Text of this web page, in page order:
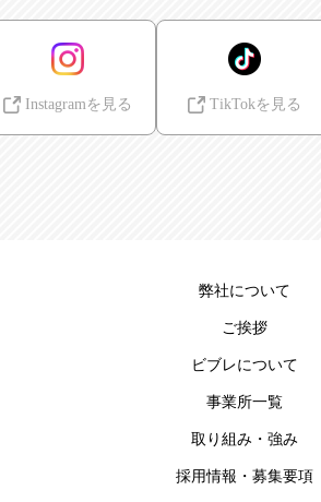
Instagramを見る TikTokを見る
弊社について
ご挨拶
ビブレについて
事業所一覧
取り組み・強み
採用情報・募集要項